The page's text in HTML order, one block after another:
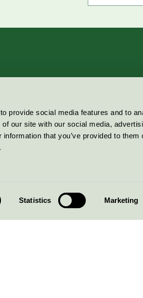
provide social media features and to
our site with our social media,
that you’ve provided to them
Statistics Marketing